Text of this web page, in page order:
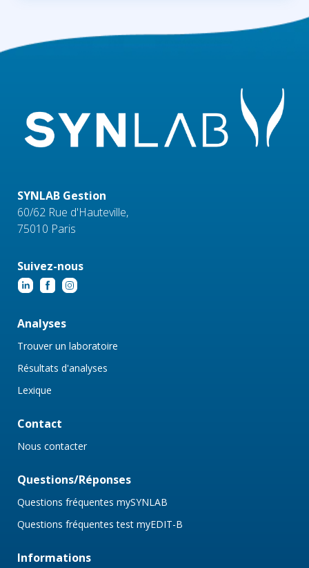
SYNLAB Gestion
60/62 Rue d'Hauteville,
75010 Paris
Suivez-nous
Analyses
Trouver un laboratoire
Résultats d'analyses
Lexique
Contact
Nous contacter
Questions/Réponses
Questions fréquentes mySYNLAB
Questions fréquentes test myEDIT-B
Informations